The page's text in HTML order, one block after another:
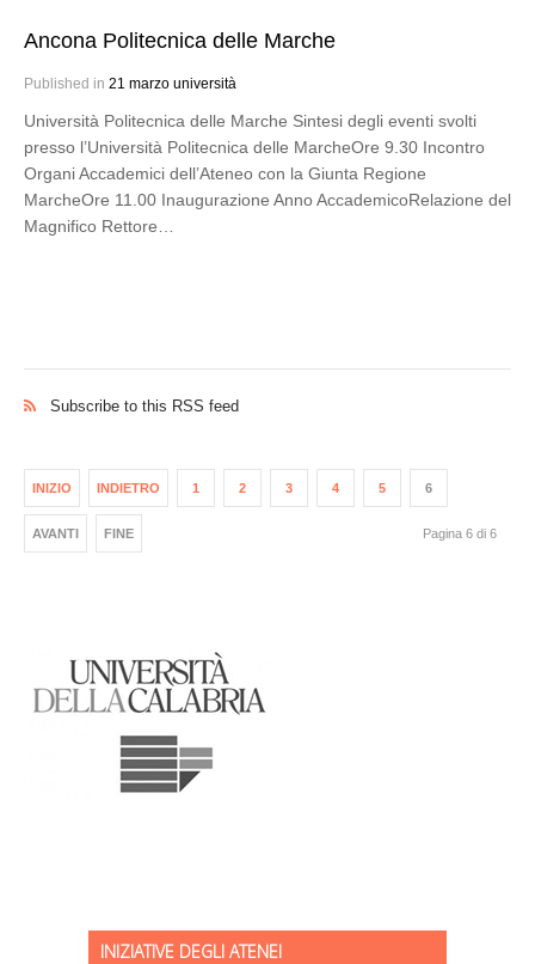
Ancona Politecnica delle Marche
Published in 21 marzo università
Università Politecnica delle Marche Sintesi degli eventi svolti
presso l’Università Politecnica delle MarcheOre 9.30 Incontro
Organi Accademici dell’Ateneo con la Giunta Regione
MarcheOre 11.00 Inaugurazione Anno AccademicoRelazione del
Magnifico Rettore…
Subscribe to this RSS feed
INIZIO INDIETRO 1 2 3 4 5 6
AVANTI FINE Pagina 6 di 6
INIZIATIVE DEGLI ATENEI